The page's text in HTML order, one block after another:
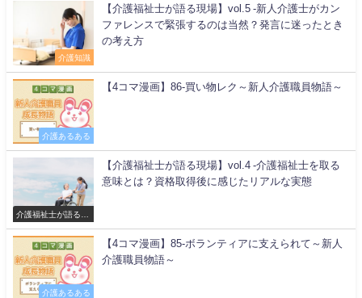
介護知識
【介護福祉士が語る現場】vol.5 -新人介護士がカン
ファレンスで緊張するのは当然？発言に迷ったとき
の考え方
介護あるある
【4コマ漫画】86-買い物レク～新人介護職員物語～
介護福祉士が語る現
場
【介護福祉士が語る現場】vol.4 -介護福祉士を取る
意味とは？資格取得後に感じたリアルな実態
介護あるある
【4コマ漫画】85-ボランティアに支えられて～新人
介護職員物語～